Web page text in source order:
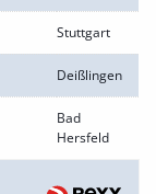
Stuttgart
Deißlingen
Bad
Hersfeld